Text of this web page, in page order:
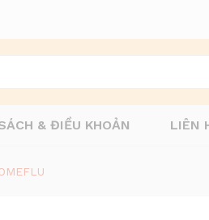
& ĐIỀU KHOẢN LIÊN